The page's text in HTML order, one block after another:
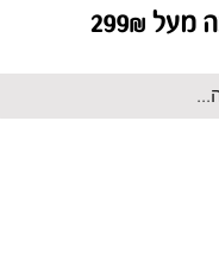
299₪